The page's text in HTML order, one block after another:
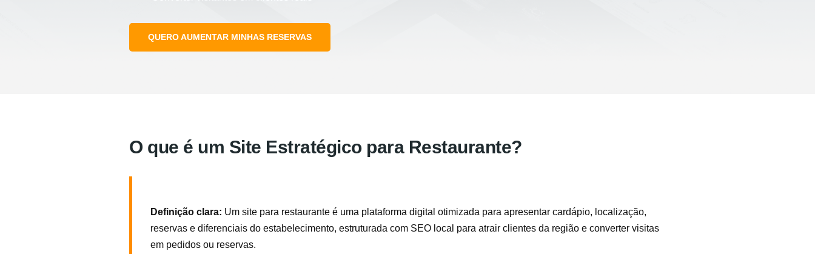
QUERO AUMENTAR MINHAS RESERVAS
O que é um Site Estratégico para Restaurante?
Definição clara: Um site para restaurante é uma plataforma digital otimizada para apresentar cardápio, localização,
reservas e diferenciais do estabelecimento, estruturada com SEO local para atrair clientes da região e converter visitas
em pedidos ou reservas.